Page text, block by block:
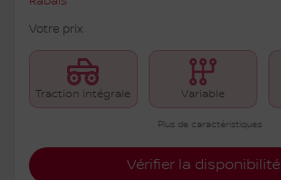
Votre prix
Traction intégrale Variable
Plus de caractéristiques
Vérifier la disponibilité